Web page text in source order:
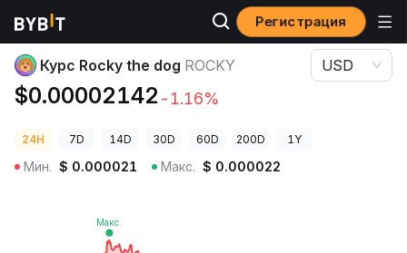
Регистрация
Цены криптовалют Курс Rocky the dog ROCKY
Курс Rocky the dog ROCKY
$0.00002142 -1.16%
USD
24H 7D 14D 30D 60D 200D 1Y
Мин. $ 0.000021 Макс. $ 0.000022